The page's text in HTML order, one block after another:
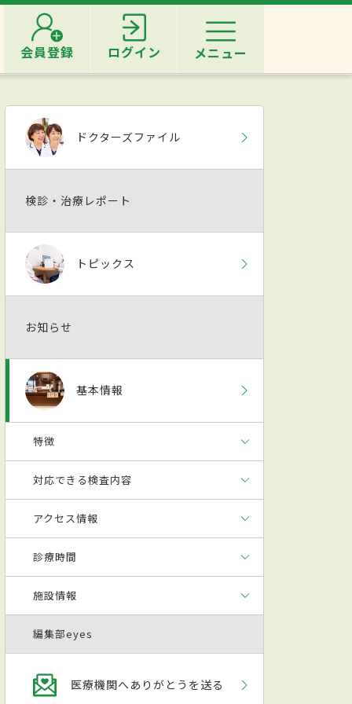
会員登録 ログイン メニュー
ドクターズファイル
検診・治療レポート
トピックス
お知らせ
基本情報
特徴
対応できる検査内容
アクセス情報
診療時間
施設情報
編集部eyes
医療機関へありがとうを送る